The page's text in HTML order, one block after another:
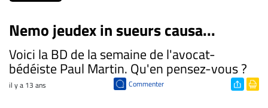
Nemo jeudex in sueurs causa...
Voici la BD de la semaine de l'avocat-
bédéiste Paul Martin. Qu'en pensez-vous ?
il y a 13 ans Commenter